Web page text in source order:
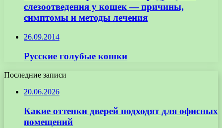
слезоотведения у кошек — причины,
симптомы и методы лечения
26.09.2014
Русские голубые кошки
Последние записи
20.06.2026
Какие оттенки дверей подходят для офисных
помещений